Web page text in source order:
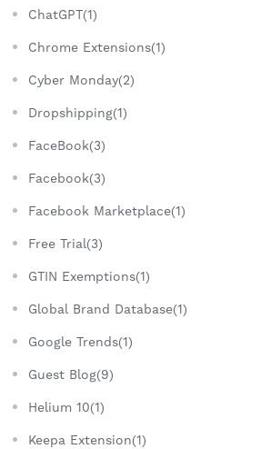
ChatGPT(1)
Chrome Extensions(1)
Cyber Monday(2)
Dropshipping(1)
FaceBook(3)
Facebook(3)
Facebook Marketplace(1)
Free Trial(3)
GTIN Exemptions(1)
Global Brand Database(1)
Google Trends(1)
Guest Blog(9)
Helium 10(1)
Keepa Extension(1)